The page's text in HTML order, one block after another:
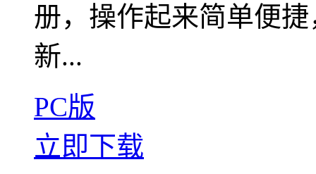
册，操作起来简单便
新...
PC版
立即下载